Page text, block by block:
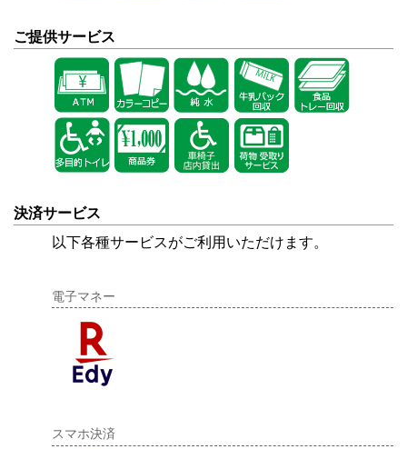
ご提供サービス
決済サービス
以下各種サービスがご利用いただけます。
電子マネー
スマホ決済